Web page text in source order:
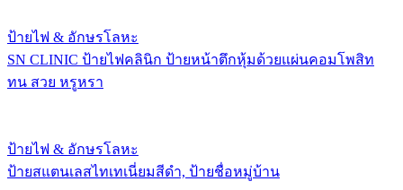
ป้ายไฟ & อักษรโลหะ
SN CLINIC ป้ายไฟคลินิก ป้ายหน้าตึกหุ้มด้วยแผ่นคอมโพสิท
ทน สวย หรูหรา
ป้ายไฟ & อักษรโลหะ
ป้ายสแตนเลสไทเทเนี่ยมสีดำ, ป้ายชื่อหมู่บ้าน